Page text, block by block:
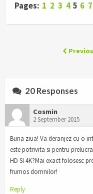
Pages: 1 2 3 4 5 6 7
20 Responses
Cosmin
2 September 2015
Buna ziua! Va deranjez cu o
este potrivita si pentru
HD SI 4K?Mai exact folosesc
frumos domnilor!
Reply